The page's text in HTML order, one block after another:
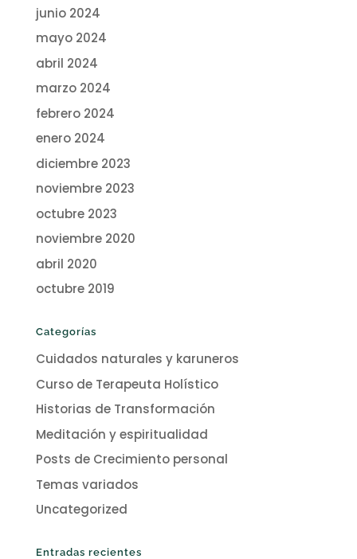
junio 2024
mayo 2024
abril 2024
marzo 2024
febrero 2024
enero 2024
diciembre 2023
noviembre 2023
octubre 2023
noviembre 2020
abril 2020
octubre 2019
Categorías
Cuidados naturales y karuneros
Curso de Terapeuta Holístico
Historias de Transformación
Meditación y espiritualidad
Posts de Crecimiento personal
Temas variados
Uncategorized
Entradas recientes